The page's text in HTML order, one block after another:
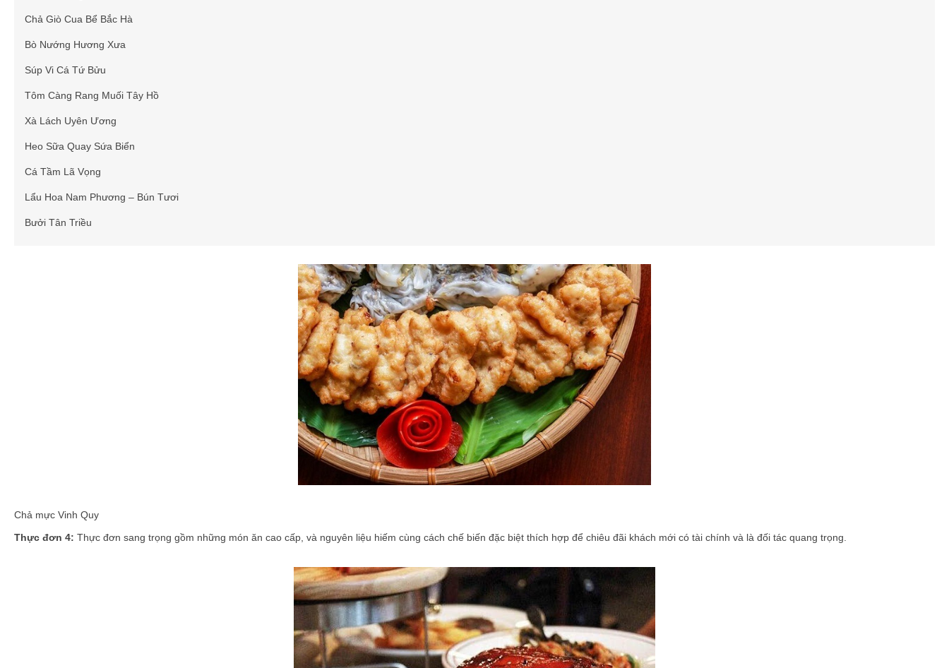
Chả Giò Cua Bể Bắc Hà
Bò Nướng Hương Xưa
Súp Vi Cá Tứ Bửu
Tôm Càng Rang Muối Tây Hồ
Xà Lách Uyên Ương
Heo Sữa Quay Sứa Biển
Cá Tầm Lã Vọng
Lẩu Hoa Nam Phương – Bún Tươi
Bưởi Tân Triều
Chả mực Vinh Quy
Thực đơn 4: Thực đơn sang trọng gồm những món ăn cao cấp, và nguyên liệu hiếm cùng cách chế biến đặc biệt thích hợp để chiêu đãi khách mới có tài chính và là đối tác quang trọng.